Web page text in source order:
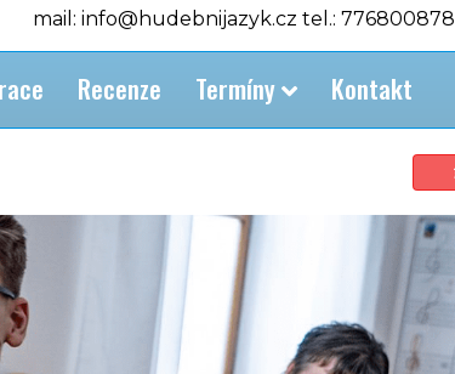
mail: info@hudebnijazyk.cz tel.: 776800878
Recenze Termíny Kontakt